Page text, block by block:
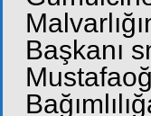
Başkanı